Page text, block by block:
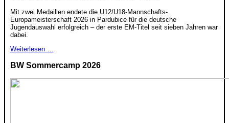
Mit zwei Medaillen endete die U12/U18-Mannschafts-
Europameisterschaft 2026 in Pardubice für die deutsche
Jugendauswahl erfolgreich – der erste EM-Titel seit sieben Jahren war
dabei.
Weiterlesen …
BW Sommercamp 2026